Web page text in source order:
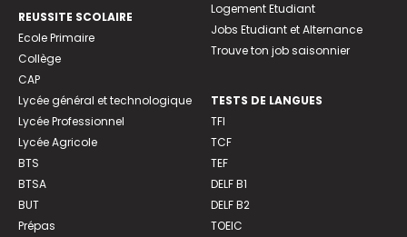
REUSSITE SCOLAIRE
Ecole Primaire
Collège
CAP
Lycée général et technologique
Lycée Professionnel
Lycée Agricole
BTS
BTSA
BUT
Prépas
Logement Etudiant
Jobs Etudiant et Alternance
Trouve ton job saisonnier
TESTS DE LANGUES
TFI
TCF
TEF
DELF B1
DELF B2
TOEIC